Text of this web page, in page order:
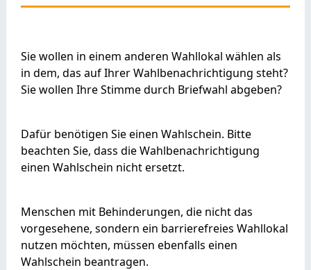
Sie wollen in einem anderen Wahllokal wählen als
in dem, das auf Ihrer Wahlbenachrichtigung steht?
Sie wollen Ihre Stimme durch Briefwahl abgeben?
Dafür benötigen Sie einen Wahlschein. Bitte
beachten Sie, dass die Wahlbenachrichtigung
einen Wahlschein nicht ersetzt.
Menschen mit Behinderungen, die nicht das
vorgesehene, sondern ein barrierefreies Wahllokal
nutzen möchten, müssen ebenfalls einen
Wahlschein beantragen.